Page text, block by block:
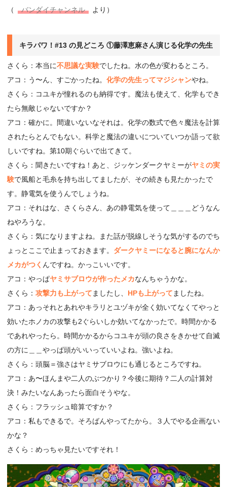
（
バンダイチャンネル より）
キラパワ！#13 の見どころ ①藤澤恵麻さん演じる化学の先生
さくら：本当に不思議な実験でしたね。水の色が変わるところ。
アコ：う〜ん、すごかったね。 化学の先生ってマジシャンやね。
さくら：コユキが憧れるのも納得です。魔法も使えて、化学もでき
たら無敵じゃないですか？
アコ：確かに。間違いないなそれは。化学の数式で色々魔法を計算
されたらとんでもない。科学と魔法の違いについていつか語って欲
しいですね。第10期ぐらいで出てきて。
さくら：聞きたいですね！あと、ジッケンダークヤミーがヤミの実
験で風船と毛糸を持ち出してましたが、その続きも見たかったで
す。静電気を使うんでしょうね。
アコ：それはな、さくらさん、あの静電気を使って＿＿＿どうなん
ねやろうな。
さくら：気になりますよね。また話が脱線しそうな気がするのでち
ょっとここで止まっておきます。 ダークヤミーになると腕になんか
メカがつく んですね。かっこいいです。
アコ：やっぱヤミサブロウが作ったメカなんちゃうかな。
さくら： 攻撃力も上がって ましたし、 HPも上がって ましたね。
アコ：あっそれとあれやキラリとユヅキが全く効いてなくてやっと
効いたホノカの攻撃も2ぐらいしか効いてなかったで。時間かかる
であれやったら。時間かかるからコユキが頭の良さをきかせて自滅
の方に＿＿やっぱ頭がいいっていいよね。強いよね。
さくら：頭脳＝強さはヤミサブロウにも通じるところですね。
アコ：あ〜ほんまや二人のぶつかり？今後に期待？二人の計算対
決！みたいなんあったら面白そうやな。
さくら：フラッシュ暗算ですか？
アコ：私もできるで。そろばんやってたから。３人でやる企画ない
かな？
さくら：めっちゃ見たいですそれ！